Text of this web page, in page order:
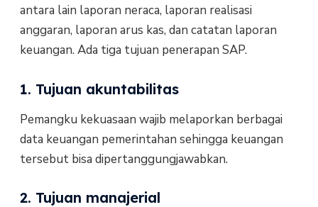
antara lain laporan neraca, laporan realisasi
anggaran, laporan arus kas, dan catatan laporan
keuangan. Ada tiga tujuan penerapan SAP.
1. Tujuan akuntabilitas
Pemangku kekuasaan wajib melaporkan berbagai
data keuangan pemerintahan sehingga keuangan
tersebut bisa dipertanggungjawabkan.
2. Tujuan manajerial